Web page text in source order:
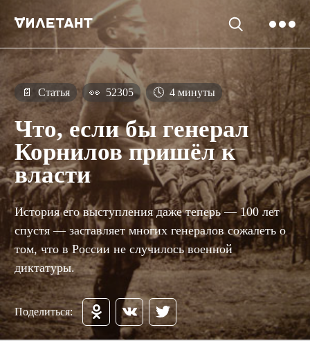
📄 Статья 👀 52305 🕓 4 минуты
Что, если бы генерал
Корнилов пришёл к
власти
История его выступления даже теперь — 100 лет
спустя — заставляет многих генералов сожалеть о
том, что в России не случилось военной
диктатуры.
Поделиться: